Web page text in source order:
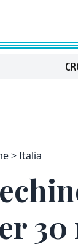
Italia